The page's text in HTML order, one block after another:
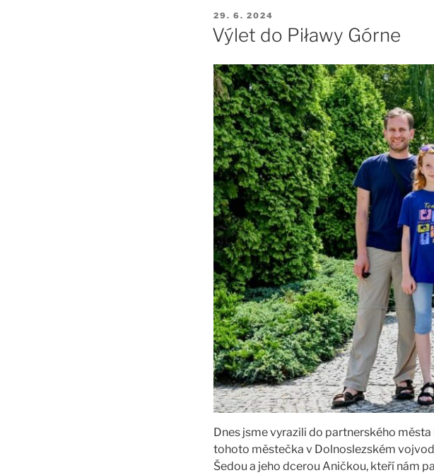
PUBLIKOVÁNO
29. 6. 2024
Výlet do Piławy Górne
Dnes jsme vyrazili do partnerského
tohoto městečka v Dolnoslezském
Šedou a jeho dcerou Aničkou, kteří nám